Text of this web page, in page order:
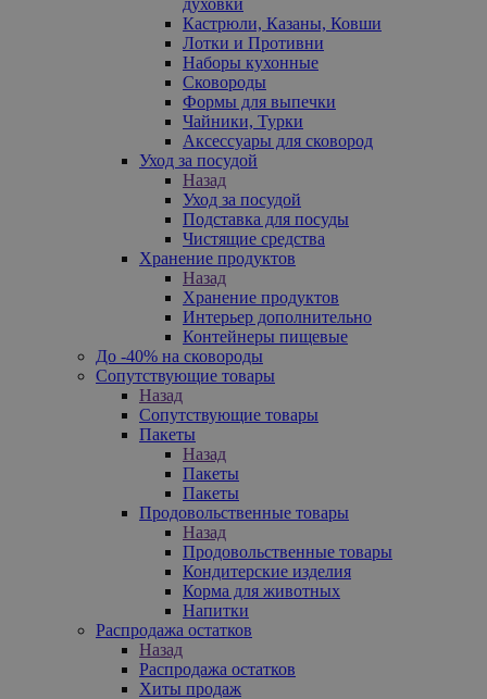
Кастрюли, Казаны, Ковши
Лотки и Противни
Наборы кухонные
Сковороды
Формы для выпечки
Чайники, Турки
Аксессуары для сковород
Уход за посудой
Назад
Уход за посудой
Подставка для посуды
Чистящие средства
Хранение продуктов
Назад
Хранение продуктов
Интерьер дополнительно
Контейнеры пищевые
До -40% на сковороды
Сопутствующие товары
Назад
Сопутствующие товары
Пакеты
Назад
Пакеты
Пакеты
Продовольственные товары
Назад
Продовольственные товары
Кондитерские изделия
Корма для животных
Напитки
Распродажа остатков
Назад
Распродажа остатков
Хиты продаж